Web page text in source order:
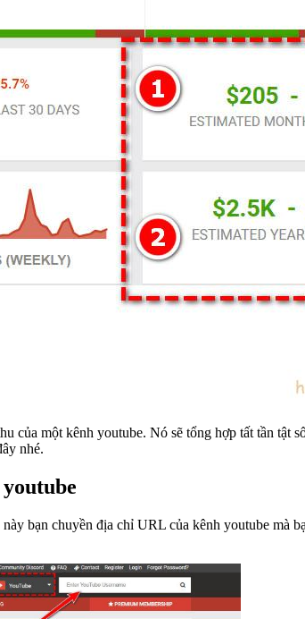
của một kênh youtube. Nó sẽ tổng hợp tất tần
nhé.
bạn chuyền địa chỉ URL của kênh youtube